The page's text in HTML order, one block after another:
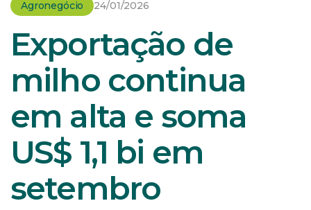
Agronegócio 24/01/2026
Exportação de
milho continua
em alta e soma
US$ 1,1 bi em
setembro